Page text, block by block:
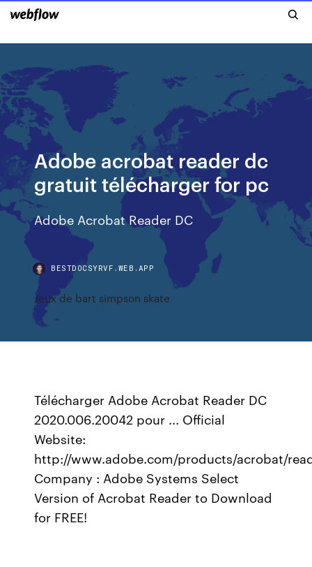
Adobe acrobat reader dc
gratuit télécharger for pc
Adobe Acrobat Reader DC
BESTDOCSYRVF.WEB.APP
Jeux de bart simpson skate
Télécharger Adobe Acrobat Reader DC
2020.006.20042 pour ... Official
Website:
http://www.adobe.com/products/acrobat/
Company : Adobe Systems Select
Version of Acrobat Reader to Download
for FREE!